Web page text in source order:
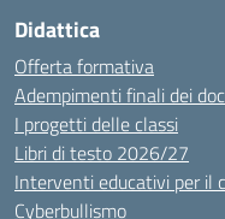
Didattica
Offerta formativa
Adempimenti finali dei
I progetti delle classi
Libri di testo 2026/27
Interventi educativi per il
Cyberbullismo